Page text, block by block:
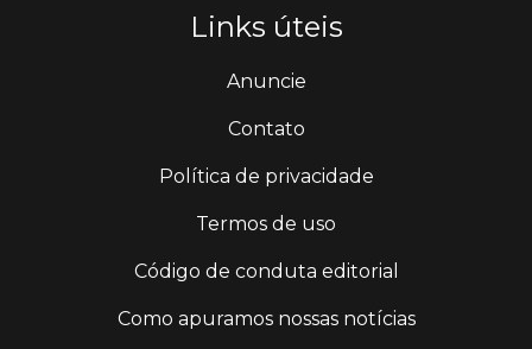
Links úteis
Anuncie
Contato
Política de privacidade
Termos de uso
Código de conduta editorial
Como apuramos nossas notícias